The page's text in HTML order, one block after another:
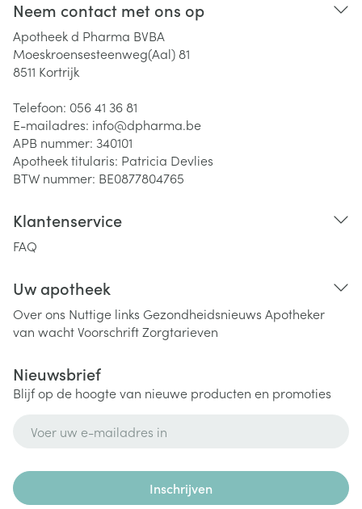
Neem contact met ons op
Apotheek d Pharma BVBA
Moeskroensesteenweg(Aal) 81
8511 Kortrijk
Telefoon: 056 41 36 81
E-mailadres: info@dpharma.be
APB nummer: 340101
Apotheek titularis: Patricia Devlies
BTW nummer: BE0877804765
Klantenservice
FAQ
Uw apotheek
Over ons Nuttige links Gezondheidsnieuws Apotheker
van wachtVoorschriftZorgtarieven
Nieuwsbrief
Blijf op de hoogte van nieuwe producten en promoties
Inschrijven